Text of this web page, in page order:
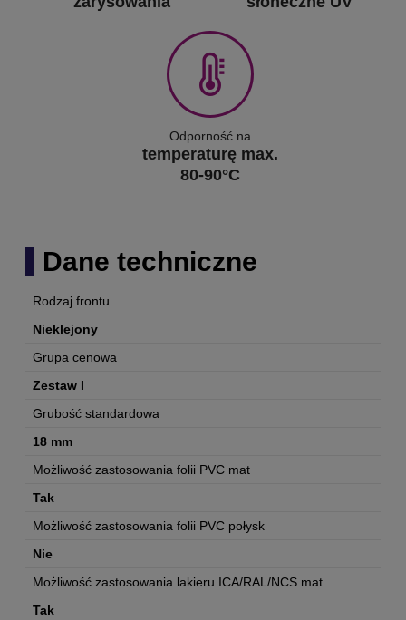
Odporność na
temperaturę max.
80-90°C
Dane techniczne
Rodzaj frontu
Nieklejony
Grupa cenowa
Zestaw I
Grubość standardowa
18 mm
Możliwość zastosowania folii PVC mat
Tak
Możliwość zastosowania folii PVC połysk
Nie
Możliwość zastosowania lakieru ICA/RAL/NCS mat
Tak